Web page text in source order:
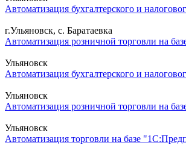
Автоматизация бухгалтерского и
г.Ульяновск, с. Баратаевка
Автоматизация розничной торговли на
Ульяновск
Автоматизация бухгалтерского и
Ульяновск
Автоматизация розничной торговли на
Ульяновск
Автоматизация торговли на базе